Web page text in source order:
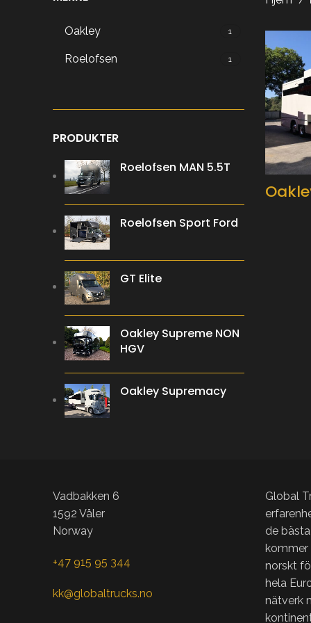
Oakley 1
Roelofsen 1
PRODUKTER
Roelofsen MAN 5.5T
Roelofsen Sport Ford
GT Elite
Oakley Supreme NON
HGV
Oakley Supremacy
Vadbakken 6
1592 Våler
Norway
+47 915 95 344
kk@globaltrucks.no
Global
de
kommer
norskt
hela
nätverk